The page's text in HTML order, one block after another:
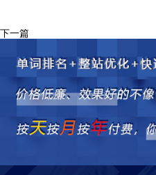
下一篇